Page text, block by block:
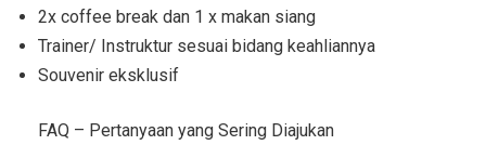
2x coffee break dan 1 x makan siang
Trainer/ Instruktur sesuai bidang keahliannya
Souvenir eksklusif
FAQ – Pertanyaan yang Sering Diajukan